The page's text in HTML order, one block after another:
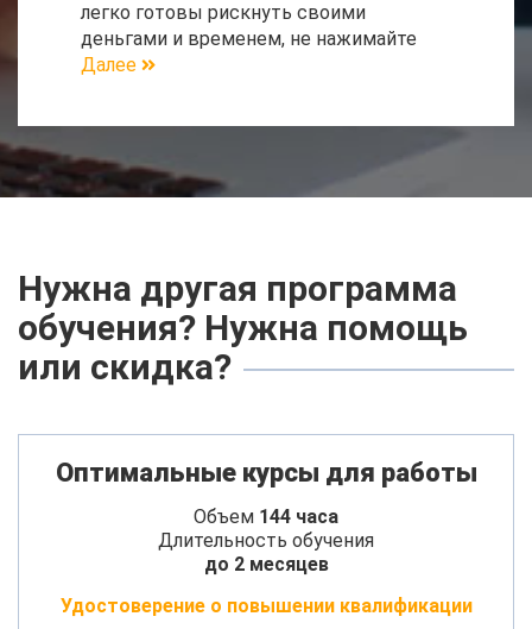
легко готовы рискнуть своими
деньгами и временем, не нажимайте
Далее
Нужна другая программа
обучения? Нужна помощь
или скидка?
Оптимальные курсы для работы
Объем 144 часа
Длительность обучения
до 2 месяцев
Удостоверение о повышении квалификации